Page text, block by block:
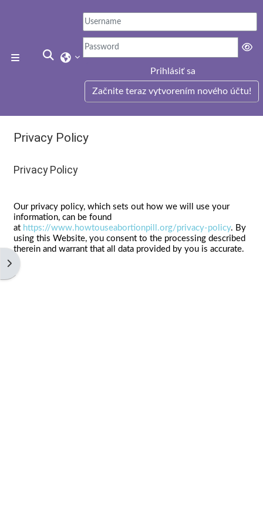
Prepnúť vyhľadávanie
Prihlásiť sa
Začnite teraz vytvorením nového účtu!
Otvoriť panel bloku
Privacy Policy
Privacy Policy
Our privacy policy, which sets out how we will use your
information, can be found
at https://www.howtouseabortionpill.org/privacy-policy. By
using this Website, you consent to the processing described
therein and warrant that all data provided by you is accurate.